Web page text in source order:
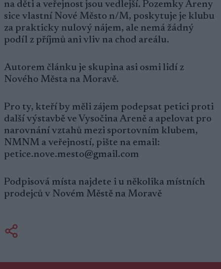
na děti a veřejnost jsou vedlejší. Pozemky Areny
sice vlastní Nové Město n/M, poskytuje je klubu
za prakticky nulový nájem, ale nemá žádný
podíl z příjmů ani vliv na chod areálu.
Autorem článku je skupina asi osmi lidí z
Nového Města na Moravě.
Pro ty, kteří by měli zájem podepsat petici proti
další výstavbě ve Vysočina Areně a apelovat pro
narovnání vztahů mezi sportovním klubem,
NMNM a veřejností, pište na email:
petice.nove.mesto@gmail.com
Podpisová místa najdete i u několika místních
prodejců v Novém Městě na Moravě